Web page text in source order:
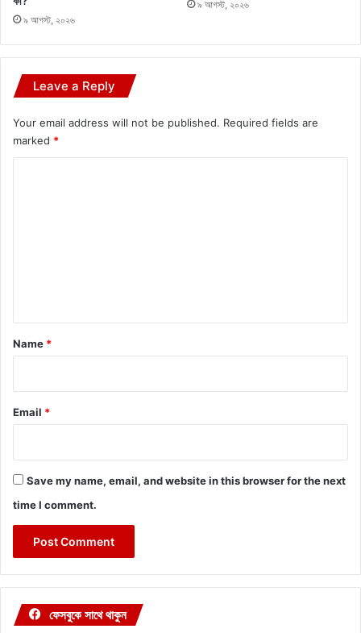
৯ আগস্ট, ২০২৬
৯ আগস্ট, ২০২৬
Leave a Reply
Your email address will not be published. Required fields are
marked *
*
Name *
Email *
Save my name, email, and website in this browser for the next
time I comment.
ফেসবুকে সাথে থাকুন